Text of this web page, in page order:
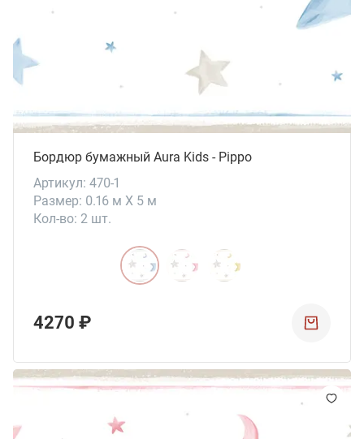
Бордюр бумажный Aura Kids - Pippo
Артикул: 470-1
Размер: 0.16 м X 5 м
Кол-во: 2 шт.
4270 ₽